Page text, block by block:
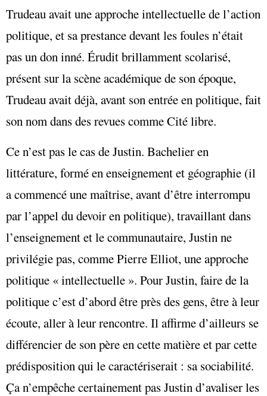
Trudeau avait une approche intellectuelle de l’action
politique, et sa prestance devant les foules n’était
pas un don inné. Érudit brillamment scolarisé,
présent sur la scène académique de son époque,
Trudeau avait déjà, avant son entrée en politique, fait
son nom dans des revues comme Cité libre.
Ce n’est pas le cas de Justin. Bachelier en
littérature, formé en enseignement et géographie (il
a commencé une maîtrise, avant d’être interrompu
par l’appel du devoir en politique), travaillant dans
l’enseignement et le communautaire, Justin ne
privilégie pas, comme Pierre Elliot, une approche
politique « intellectuelle ». Pour Justin, faire de la
politique c’est d’abord être près des gens, être à leur
écoute, aller à leur rencontre. Il affirme d’ailleurs se
différencier de son père en cette matière et par cette
prédisposition qui le caractériserait : sa sociabilité.
Ça n’empêche certainement pas Justin d’avaliser les